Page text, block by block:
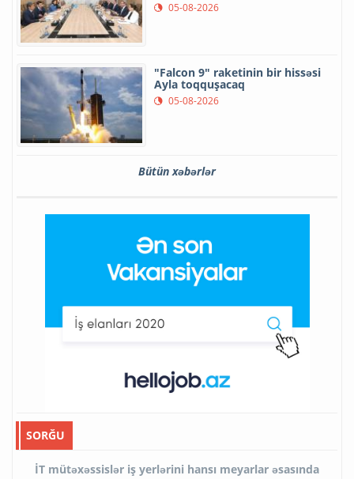
05-08-2026
"Falcon 9" raketinin bir hissəsi
Ayla toqquşacaq
05-08-2026
Bütün xəbərlər
SORĞU
İT mütəxəssislər iş yerlərini hansı meyarlar əsasında